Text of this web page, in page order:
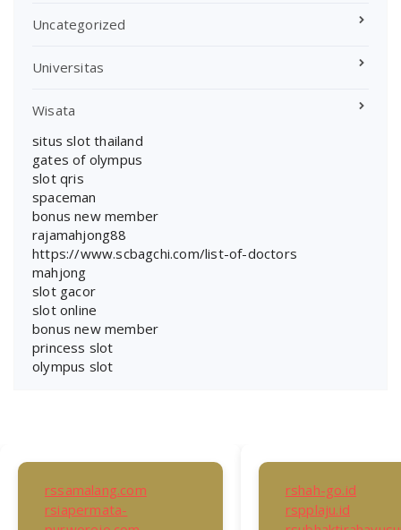
Uncategorized
Universitas
Wisata
situs slot thailand
gates of olympus
slot qris
spaceman
bonus new member
rajamahjong88
https://www.scbagchi.com/list-of-doctors
mahjong
slot gacor
slot online
bonus new member
princess slot
olympus slot
rssamalang.com
rsiapermata-
rshah-go.id
rspplaju.id